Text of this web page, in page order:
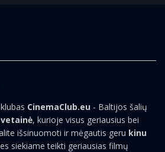
CinemaClub.eu - Baltijos šalių
, kurioje visus geriausius bei
išsinuomoti ir mėgautis geru kinu
siekiame teikti geriausias filmų